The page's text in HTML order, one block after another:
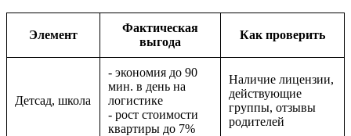
Элемент
Фактическая
выгода
Как проверить
Детсад, школа
- экономия до 90
мин. в день на
логистике
- рост стоимости
квартиры до 7%
Наличие лицензии,
действующие
группы, отзывы
родителей